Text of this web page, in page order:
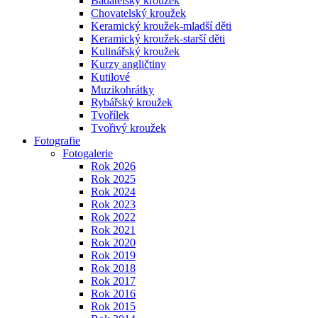
Chovatelský kroužek
Keramický kroužek-mladší děti
Keramický kroužek-starší děti
Kulinářský kroužek
Kurzy angličtiny
Kutilové
Muzikohrátky
Rybářský kroužek
Tvořílek
Tvořivý kroužek
Fotografie
Fotogalerie
Rok 2026
Rok 2025
Rok 2024
Rok 2023
Rok 2022
Rok 2021
Rok 2020
Rok 2019
Rok 2018
Rok 2017
Rok 2016
Rok 2015